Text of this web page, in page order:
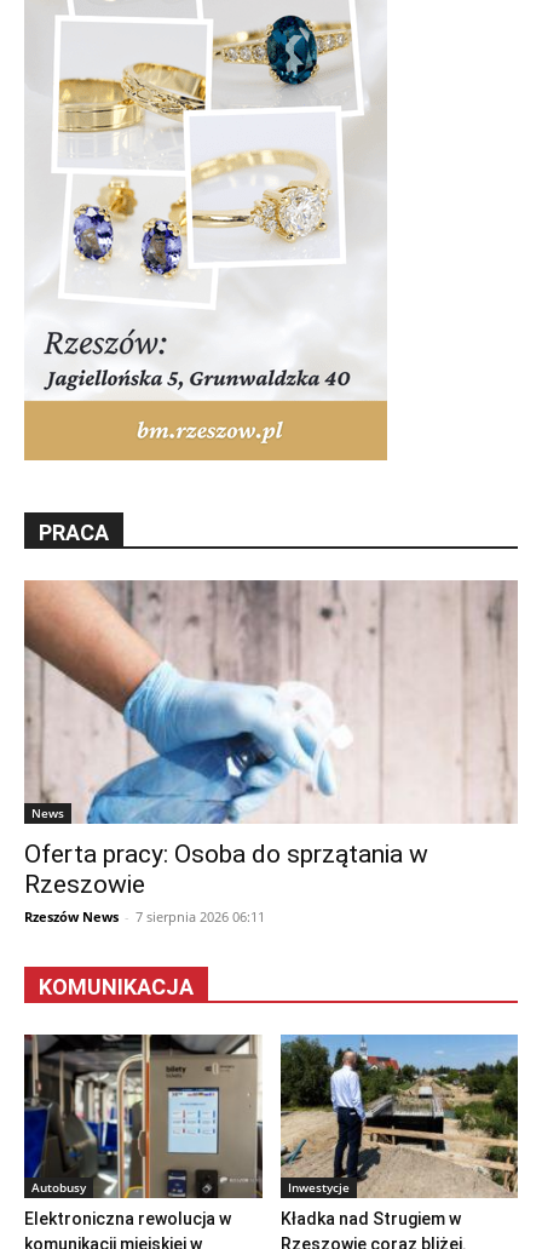
PRACA
News
Oferta pracy: Osoba do sprzątania w
Rzeszowie
Rzeszów News - 7 sierpnia 2026 06:11
KOMUNIKACJA
Autobusy
Elektroniczna rewolucja w
komunikacji miejskiej w
Inwestycje
Kładka nad Strugiem w
Rzeszowie coraz bliżej.